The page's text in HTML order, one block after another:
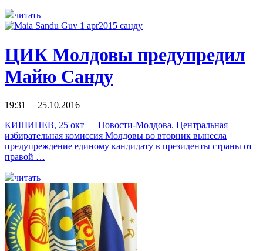
читать
ЦИК Молдовы предупредил
Майю Санду
19:31 25.10.2016
КИШИНЕВ, 25 окт — Новости-Молдова. Центральная
избирательная комиссия Молдовы во вторник вынесла
предупреждение единому кандидату в президенты страны от
правой …
читать